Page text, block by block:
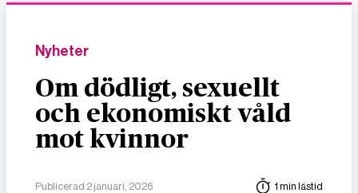
Nyheter
Om dödligt, sexuellt
och ekonomiskt våld
mot kvinnor
Publicerad 2 januari, 2026 1 min lästid